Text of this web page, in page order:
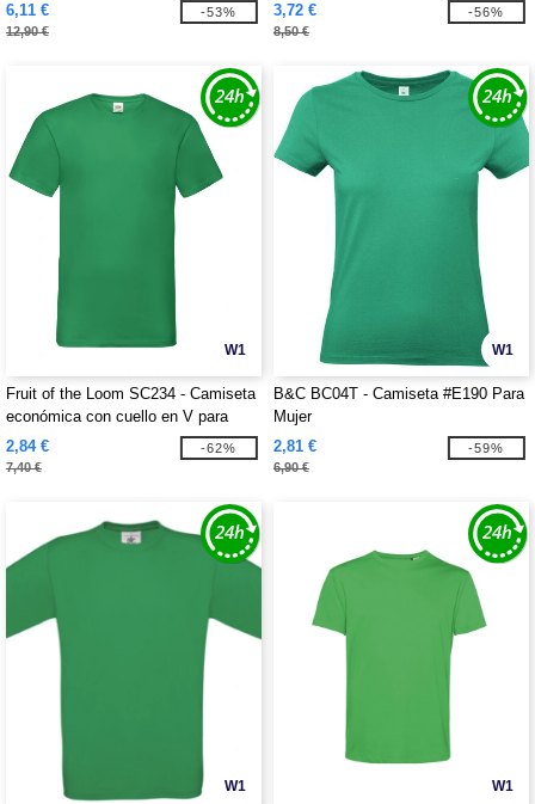
6,11 €
12,90 €
-53%
3,72 €
8,50 €
-56%
W1
Fruit of the Loom SC234 - Camiseta
económica con cuello en V para
hombre
2,84 €
7,40 €
-62%
W1
B&C BC04T - Camiseta #E190 Para
Mujer
2,81 €
6,90 €
-59%
W1 W1